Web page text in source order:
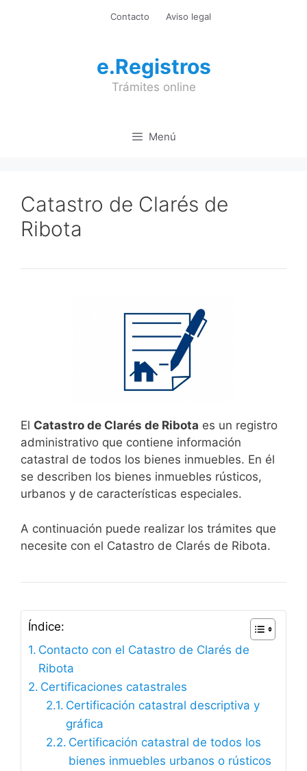
Contacto Aviso legal
e.Registros
Trámites online
Menú
Catastro de Clarés de
Ribota
El Catastro de Clarés de Ribota es un registro
administrativo que contiene información
catastral de todos los bienes inmuebles. En él
se describen los bienes inmuebles rústicos,
urbanos y de características especiales.
A continuación puede realizar los trámites que
necesite con el Catastro de Clarés de Ribota.
Índice:
Contacto con el Catastro de Clarés de
Ribota
Certificaciones catastrales
Certificación catastral descriptiva y
gráfica
Certificación catastral de todos los
bienes inmuebles urbanos o rústicos